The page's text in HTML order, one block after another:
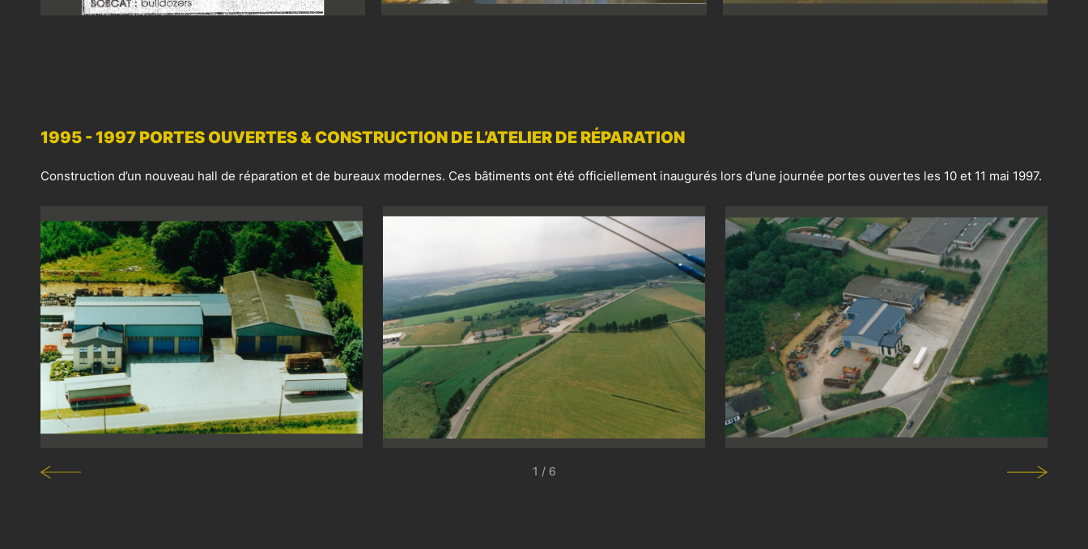
1995 - 1997 PORTES OUVERTES & CONSTRUCTION DE L’ATELIER DE RÉPARATION
Construction d’un nouveau hall de réparation et de bureaux modernes. Ces bâtiments ont été officiellement inaugurés lors d’une journée portes ouvertes les 10 et 11 mai 1997.
1 / 6